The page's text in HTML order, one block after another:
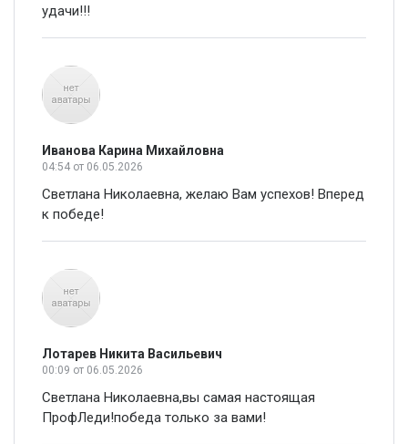
удачи!!!
Иванова Карина Михайловна
04:54 от 06.05.2026
Светлана Николаевна, желаю Вам успехов! Вперед
к победе!
Лотарев Никита Васильевич
00:09 от 06.05.2026
Светлана Николаевна,вы самая настоящая
ПрофЛеди!победа только за вами!